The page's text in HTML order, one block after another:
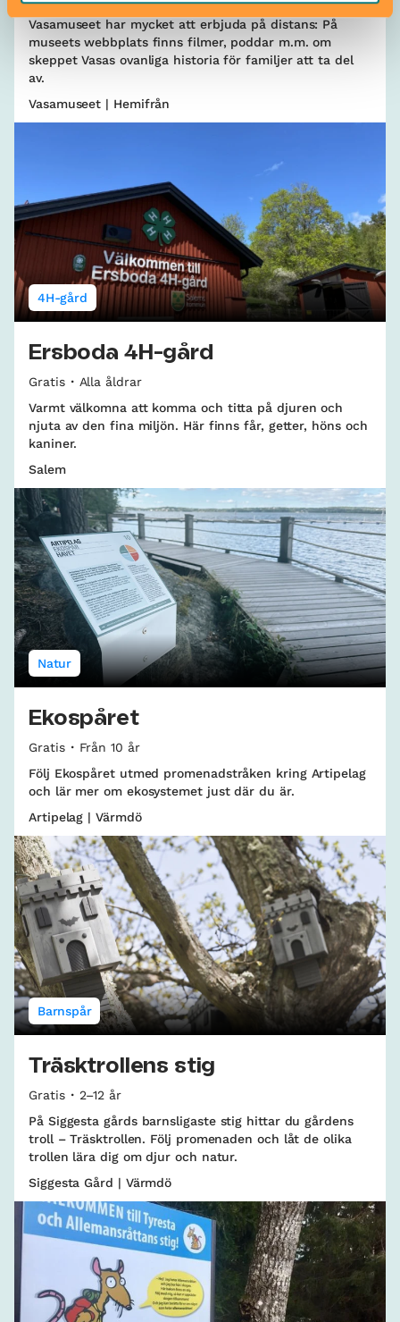
Vasamuseet har mycket att erbjuda på distans: På
museets webbplats finns filmer, poddar m.m. om
skeppet Vasas ovanliga historia för familjer att ta del
av.
Vasamuseet | Hemifrån
4H-gård
Ersboda 4H-gård
Gratis
Alla åldrar
Varmt välkomna att komma och titta på djuren och
njuta av den fina miljön. Här finns får, getter, höns och
kaniner.
Salem
Natur
Ekospåret
Gratis
Från 10 år
Följ Ekospåret utmed promenadstråken kring Artipelag
och lär mer om ekosystemet just där du är.
Artipelag | Värmdö
Barnspår
Träsktrollens stig
Gratis
2–12 år
På Siggesta gårds barnsligaste stig hittar du gårdens
troll – Träsktrollen. Följ promenaden och låt de olika
trollen lära dig om djur och natur.
Siggesta Gård | Värmdö